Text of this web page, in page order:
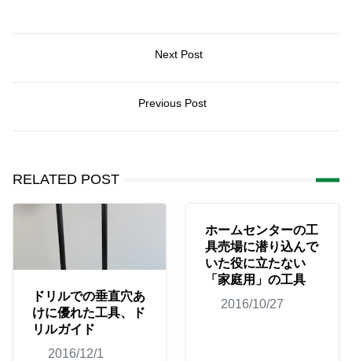
Next Post
Previous Post
RELATED POST
ドリルでの垂直穴あ
けに優れた工具、ド
リルガイド
2016/12/1
ホームセンターの工
具売場に潜り込んで
いた役に立たない
「家庭用」の工具
2016/10/27